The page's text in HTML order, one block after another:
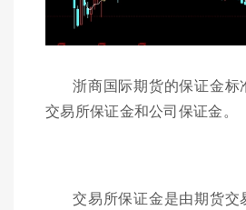
浙商国际期货的保证金标
交易所保证金和公司保证金。
交易所保证金是由期货交